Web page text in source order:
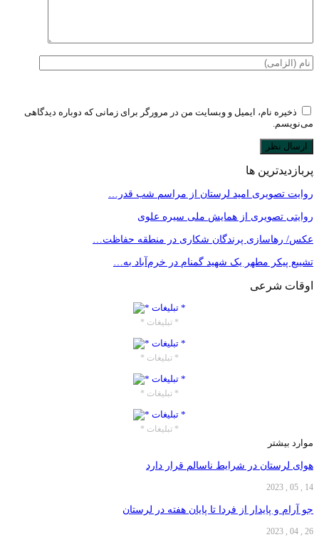
ذخیره نام، ایمیل و وبسایت من در مرورگر برای زمانی که دوباره دیدگاهی
می‌نویسم.
پربازدیدترین ها
روایت تصویری امید لرستان از مراسم شب قدر…
روایتی تصویری از همایش ملی سیره علوی
عکس/ رهاسازی پرندگان شکاری در منطقه حفاظت…
تشییع پیکر مطهر یک شهید گمنام در خرم‌آباد به…
اوقات شرعی
* تبلیغات *
* تبلیغات *
* تبلیغات *
* تبلیغات *
موارد بیشتر
هوای لرستان در شرایط ناسالم قرار دارد
14 , 05 , 2023
جو آرام و پایدار از فردا تا پایان هفته در لرستان
26 , 04 , 2023